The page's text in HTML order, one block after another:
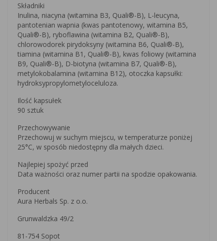
Składniki
Inulina, niacyna (witamina B3, Quali®-B), L-leucyna,
pantotenian wapnia (kwas pantotenowy, witamina B5,
Quali®-B), ryboflawina (witamina B2, Quali®-B),
chlorowodorek pirydoksyny (witamina B6, Quali®-B),
tiamina (witamina B1, Quali®-B), kwas foliowy (witamina
B9, Quali®-B), D-biotyna (witamina B7, Quali®-B),
metylokobalamina (witamina B12), otoczka kapsułki:
hydroksypropylometyloceluloza.
Ilość kapsułek
90 sztuk
Przechowywanie
Przechowuj w suchym miejscu, w temperaturze poniżej
25°C, w sposób niedostępny dla małych dzieci.
Najlepiej spożyć przed
Data ważności oraz numer partii na spodzie opakowania.
Producent
Aura Herbals Sp. z o.o.
Grunwaldzka 49/2
81-754 Sopot